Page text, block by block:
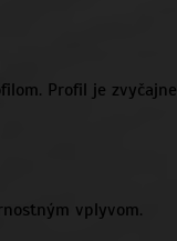
Profil je zvyčajne
vplyvom.